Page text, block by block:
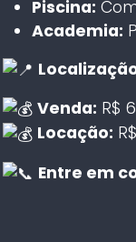
Piscina:
Academia:
Venda: R$
Locação:
Entre em